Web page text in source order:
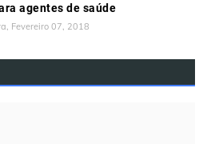
agentes de saúde
Fevereiro 07, 2018